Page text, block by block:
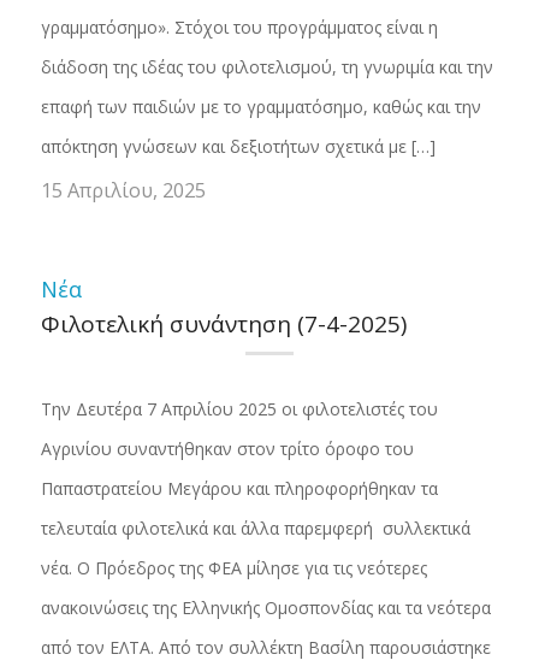
γραμματόσημο». Στόχοι του προγράμματος είναι η
διάδοση της ιδέας του φιλοτελισμού, τη γνωριμία και την
επαφή των παιδιών με το γραμματόσημο, καθώς και την
απόκτηση γνώσεων και δεξιοτήτων σχετικά με […]
15 Απριλίου, 2025
Νέα
Φιλοτελική συνάντηση (7-4-2025)
Την Δευτέρα 7 Απριλίου 2025 οι φιλοτελιστές του
Αγρινίου συναντήθηκαν στον τρίτο όροφο του
Παπαστρατείου Μεγάρου και πληροφορήθηκαν τα
τελευταία φιλοτελικά και άλλα παρεμφερή συλλεκτικά
νέα. Ο Πρόεδρος της ΦΕΑ μίλησε για τις νεότερες
ανακοινώσεις της Ελληνικής Ομοσπονδίας και τα νεότερα
από τον ΕΛΤΑ. Από τον συλλέκτη Βασίλη παρουσιάστηκε